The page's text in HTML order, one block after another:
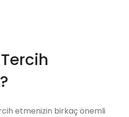
etmenizin birkaç önemli